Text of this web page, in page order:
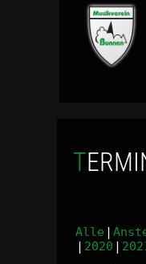
CONTENT
Alle
2020